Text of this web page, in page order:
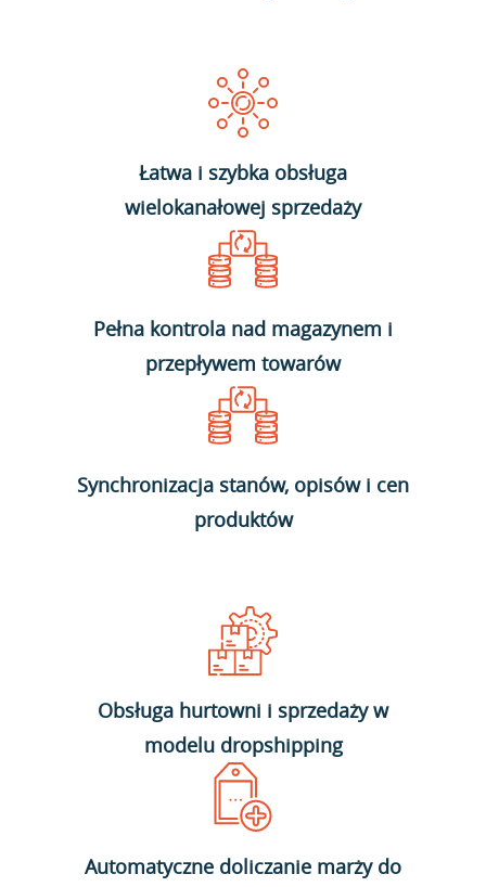
Łatwa i szybka obsługa
wielokanałowej sprzedaży
Pełna kontrola nad magazynem i
przepływem towarów
Synchronizacja stanów, opisów i cen
produktów
Obsługa hurtowni i sprzedaży w
modelu dropshipping
Automatyczne doliczanie marży do